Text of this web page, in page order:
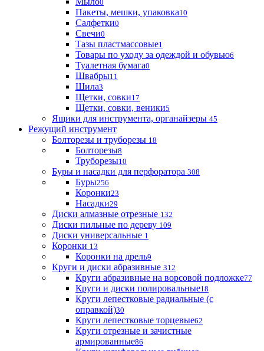
0
Пакеты, мешки, упаковка10
Салфетки0
Свечи0
Тазы пластмассовые1
Товары по уходу за одеждой и обувью6
Туалетная бумага0
Швабры11
Шила3
Щетки, совки17
Щетки, совки, веники5
Ящики для инструмента, органайзеры 45
Режущий инструмент
Болторезы и труборезы 18
Болторезы8
Труборезы10
Буры и насадки для перфоратора 308
Буры256
Коронки23
Насадки29
Диски алмазные отрезные 132
Диски пильные по дереву 109
Диски универсальные 1
Коронки 13
Коронки на дрель9
Круги и диски абразивные 312
Круги абразивные на ворсовой подложке77
Круги и диски полировальные18
Круги лепестковые радиальные (с
оправкой)30
Круги лепестковые торцевые62
Круги отрезные и зачистные
армированные86